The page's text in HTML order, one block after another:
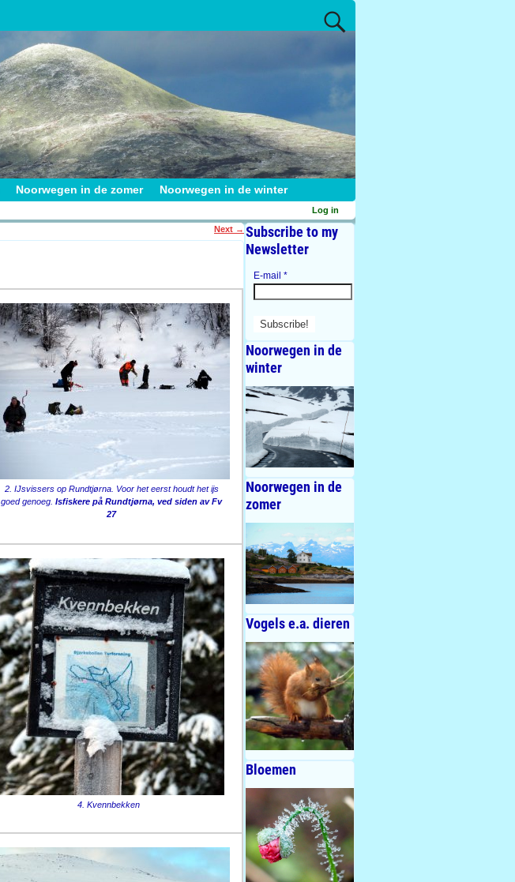
Noorwegen in de zomer Noorwegen in de winter
Log in
Next →
2. IJsvissers op Rundtjørna. Voor het eerst houdt het ijs
goed genoeg.Isfiskere på Rundtjørna, ved siden av Fv
27
4. Kvennbekken
Subscribe to my
Newsletter
E-mail *
Noorwegen in de
winter
Noorwegen in de
zomer
Vogels e.a. dieren
Bloemen